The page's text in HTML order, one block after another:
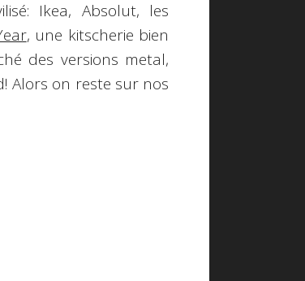
Ikea, Absolut, les
, une kitscherie bien
des versions metal,
Alors on reste sur nos